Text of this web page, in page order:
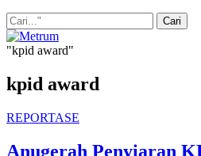
"kpid award"
kpid award
REPORTASE
Anugerah Penyiaran